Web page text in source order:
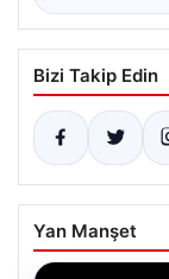
Bizi Takip Edin
Yan Manşet